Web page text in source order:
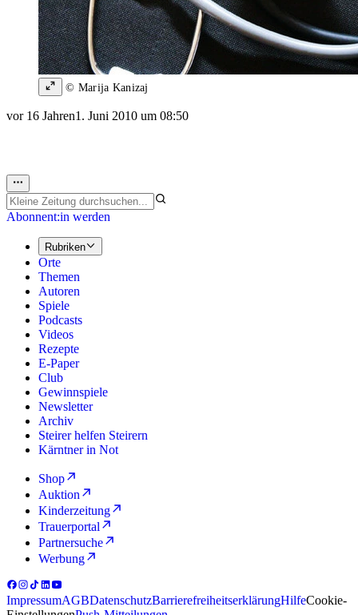
© Marija Kanizaj
vor 16 Jahren1. Juni 2010 um 08:50
Abonnent:in werden
Rubriken
Orte
Themen
Autoren
Spiele
Podcasts
Videos
Rezepte
E-Paper
Club
Gewinnspiele
Newsletter
Archiv
Steirer helfen Steirern
Kärntner in Not
Shop
Auktion
Kinderzeitung
Trauerportal
Partnersuche
Werbung
ImpressumAGBDatenschutzBarrierefreiheitserklärungHilfeCookie-